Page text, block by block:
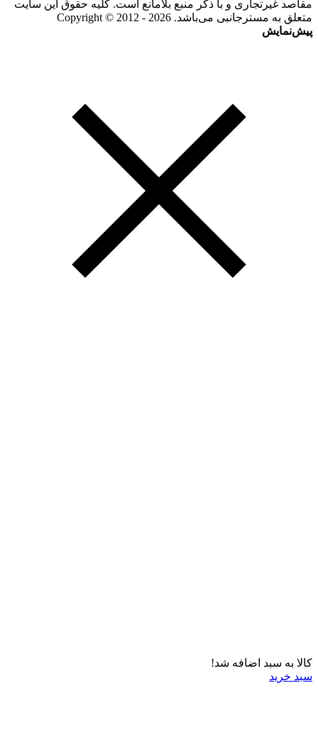
مقاصد غیرتجاری و با ذکر منبع بلامانع است. کلیه حقوق این سایت
متعلق به مسترجانبی می‌باشد. Copyright © 2012 - 2026
پیش‌نمایش
کالا به سبد اضافه شد!
سبد خرید